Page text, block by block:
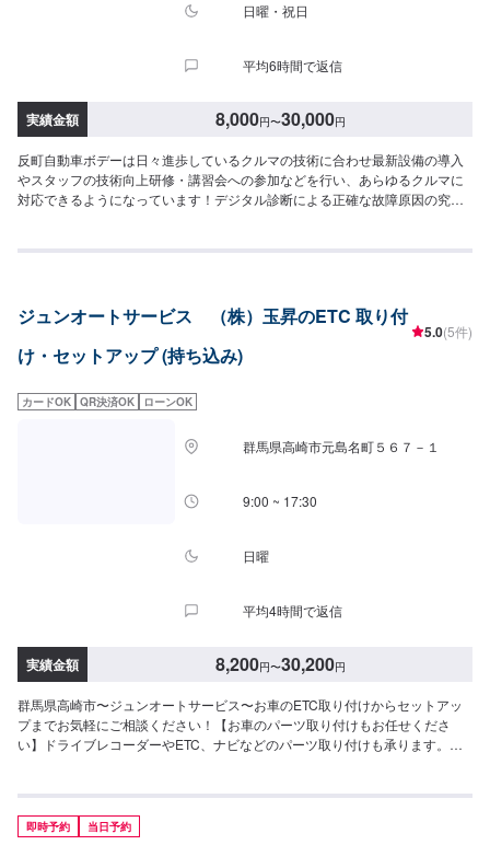
日曜・祝日
平均6時間で返信
実績金額 8,000円〜30,000円
反町自動車ボデーは日々進歩しているクルマの技術に合わせ最新設備の導入
やスタッフの技術向上研修・講習会への参加などを行い、あらゆるクルマに
対応できるようになっています！デジタル診断による正確な故障原因の究明
備士による点検・メンテナンス、クルマのパーツ交換や取り付け・カスタム
---------------------------【1】オファーにてお問い合わせ【2】お見積り【3】お
見積りにご納得いただければ作業開始【4】仕上がり次第納車〈納期につい
て〉通常1~2日程度で納車いたします！車種や状態などにより作業内容が異
持ち込みについて〉ETC車載器の持ち込み可能です！オファー送信の際に、
持ち込みパーツの詳細をご入力ください。〈代車について〉無料の代車ご用
意しております！愛車の作業中は代車をご利用ください！※代車の燃料代はお
客様にご負担いただいております。【定休日・営業時間】定休日：不定休営
ジュンオートサービス （株）玉昇のETC 取り付
け・セットアップ (持ち込み)
5.0(5件)
カードOK QR決済OK ローンOK
群馬県高崎市元島名町５６７－１
9:00 ~ 17:30
日曜
平均4時間で返信
実績金額 8,200円〜30,200円
群馬県高崎市〜ジュンオートサービス〜お車のETC取り付けからセットアッ
プまでお気軽にご相談ください！【お車のパーツ取り付けもお任せくださ
い】ドライブレコーダーやETC、ナビなどのパーツ取り付けも承ります。部
ださい。【当社の特徴】✅車種に応じた対応！✅お客様のご要望に応じた提
案！✅輸入車の実績豊富で安心！【1】オファーにてお問い合わせ【2】お見
即時予約 当日予約